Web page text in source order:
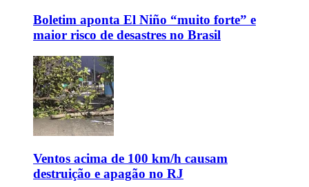
Boletim aponta El Niño “muito forte” e
maior risco de desastres no Brasil
Ventos acima de 100 km/h causam
destruição e apagão no RJ